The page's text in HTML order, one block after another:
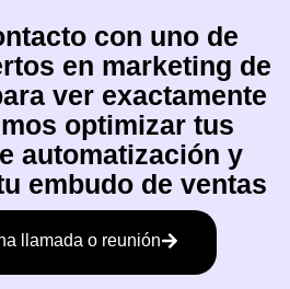
con uno de
en marketing de
ver exactamente
optimizar tus
automatización y
embudo de ventas
llamada o reunión